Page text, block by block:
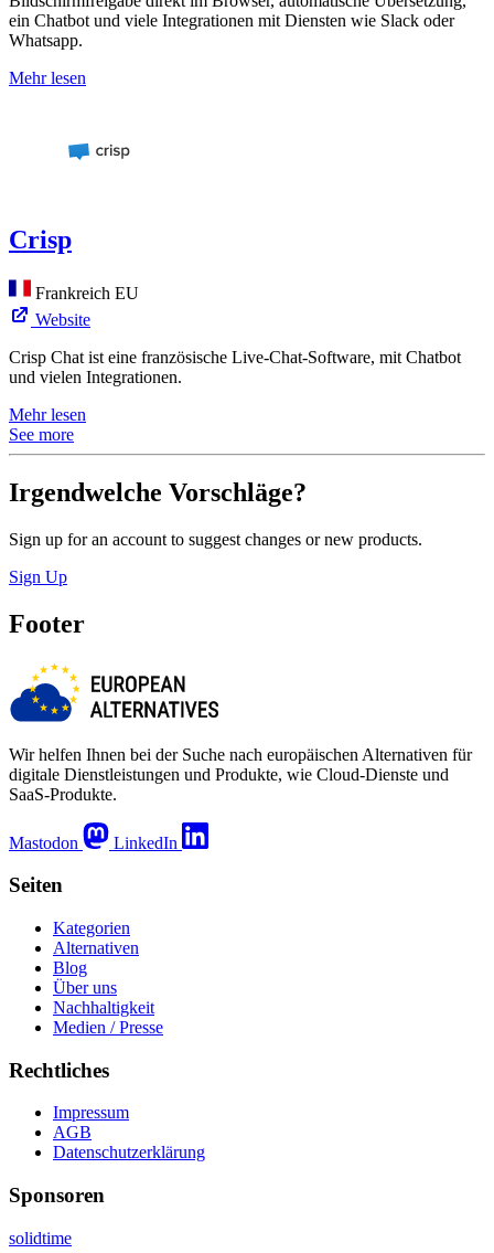
ein Chatbot und viele Integrationen mit Diensten wie Slack oder
Whatsapp.
Mehr lesen
Crisp
Frankreich EU
Website
Crisp Chat ist eine französische Live-Chat-Software, mit Chatbot
und vielen Integrationen.
Mehr lesen
See more
Irgendwelche Vorschläge?
Sign up for an account to suggest changes or new products.
Sign Up
Footer
Wir helfen Ihnen bei der Suche nach europäischen Alternativen für
digitale Dienstleistungen und Produkte, wie Cloud-Dienste und
SaaS-Produkte.
Mastodon LinkedIn
Seiten
Kategorien
Alternativen
Blog
Über uns
Nachhaltigkeit
Medien / Presse
Rechtliches
Impressum
AGB
Datenschutzerklärung
Sponsoren
solidtime